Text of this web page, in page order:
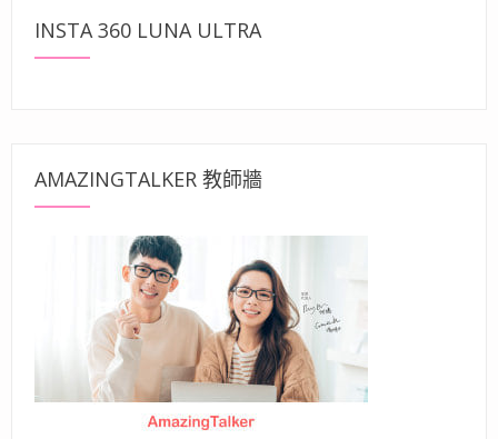
INSTA 360 LUNA ULTRA
AMAZINGTALKER 教師牆